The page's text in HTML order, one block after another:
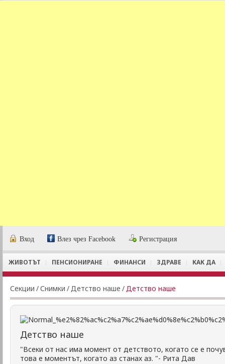
Вход Влез чрез Facebook Регистрация
ЖИВОТЪТ ПЕНСИОНИРАНЕ ФИНАНСИ ЗДРАВЕ КАК ДА
Секции /Снимки /Детство наше /Детство наше
Детство наше
"Всеки от нас има момент от детството, когато се е
това е моментът, когато аз станах аз. "- Рита Дав